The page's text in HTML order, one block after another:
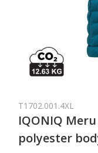
T1702.001.4XL
IQONIQ
polyester